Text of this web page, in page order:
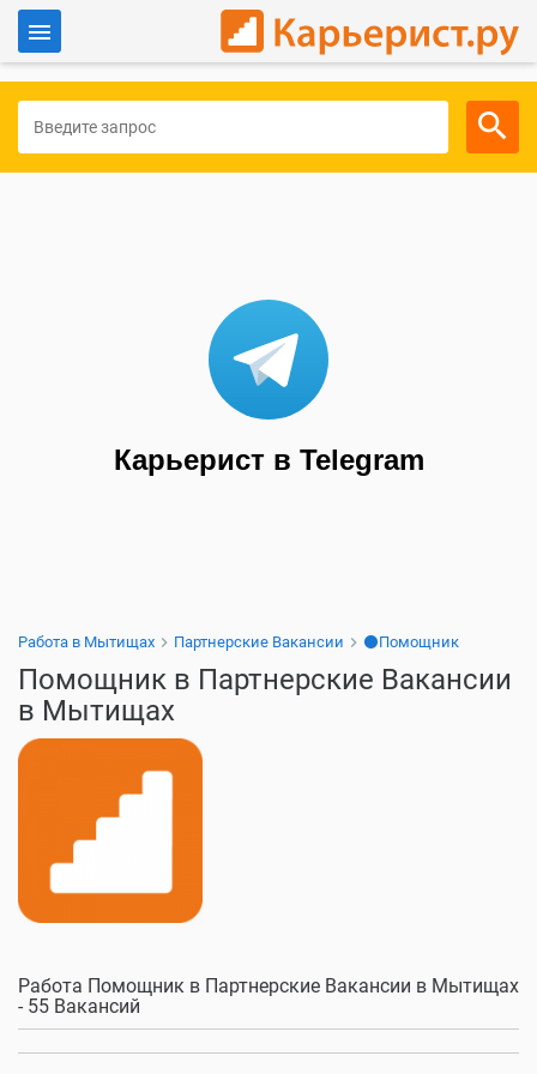
Для работодателей
Карьерист в Telegram
Работа в Мытищах Партнерские Вакансии ⚫Помощник
Помощник в Партнерские Вакансии
в Мытищах
Работа Помощник в Партнерские Вакансии в Мытищах
- 55 Вакансий